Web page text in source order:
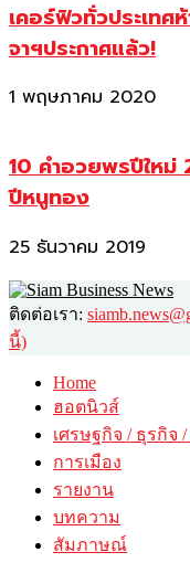
เคอร์ฟิวทั่วประเทศ
จาฯประกาศแล้ว!
1 พฤษภาคม 2020
10 คำอวยพรปีให
ปีหนูทอง
25 ธันวาคม 2019
ติดต่อเรา:
นี้)
Home
ฮอตนิวส์
เศรษฐกิจ / ธุรกิจ
การเมือง
รายงาน
บทความ
สัมภาษณ์